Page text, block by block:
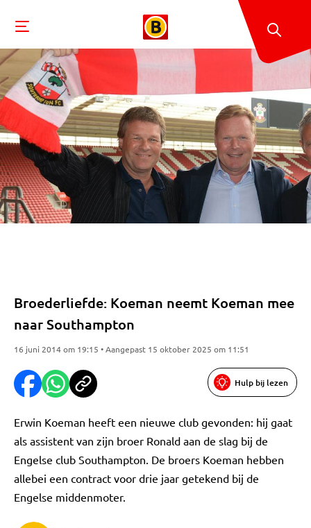
Broederliefde: Koeman neemt Koeman mee
naar Southampton
16 juni 2014 om 19:15 • Aangepast 15 oktober 2025 om 11:51
Hulp bij lezen
Erwin Koeman heeft een nieuwe club gevonden: hij gaat
als assistent van zijn broer Ronald aan de slag bij de
Engelse club Southampton. De broers Koeman hebben
allebei een contract voor drie jaar getekend bij de
Engelse middenmoter.